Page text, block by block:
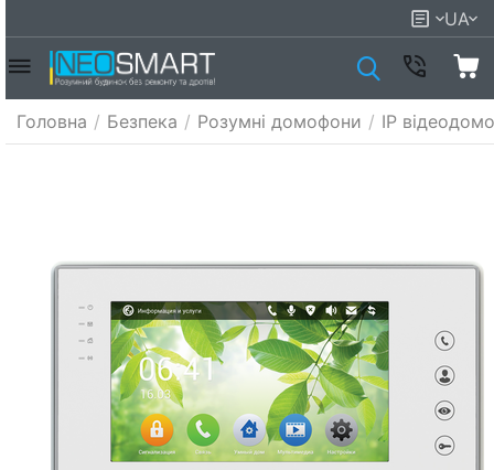
UA
Головна / Безпека / Розумні домофони / IP